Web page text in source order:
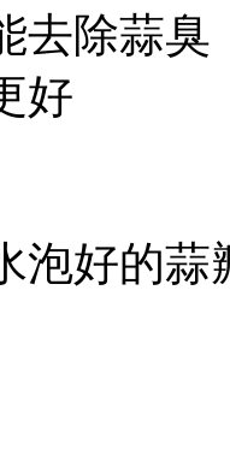
去除蒜臭
好
泡好的